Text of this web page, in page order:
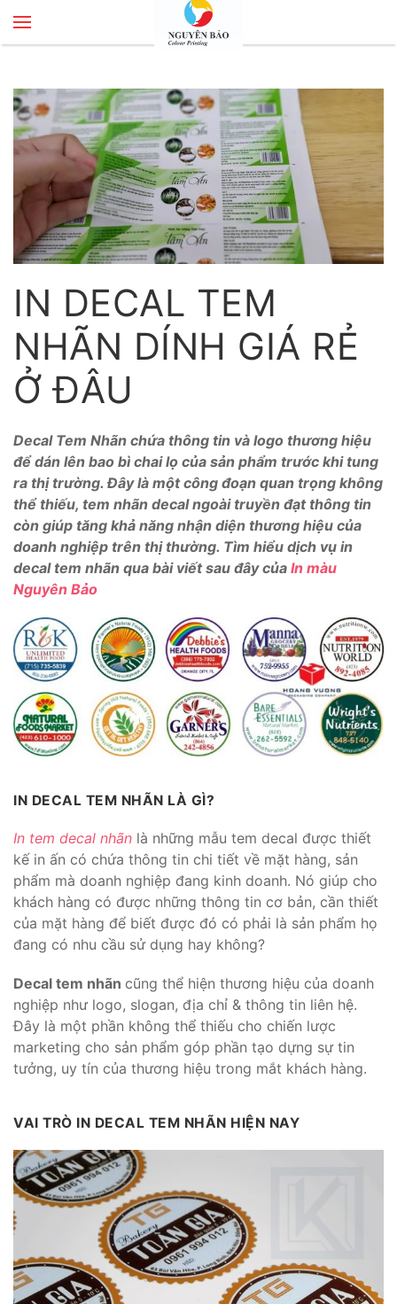
Skip to main content
IN DECAL TEM
NHÃN DÍNH GIÁ RẺ
Ở ĐÂU
Decal Tem Nhãn chứa thông tin và logo thương hiệu
để dán lên bao bì chai lọ của sản phẩm trước khi tung
ra thị trường. Đây là một công đoạn quan trọng không
thể thiếu, tem nhãn decal ngoài truyền đạt thông tin
còn giúp tăng khả năng nhận diện thương hiệu của
doanh nghiệp trên thị thường. Tìm hiểu dịch vụ in
decal tem nhãn qua bài viết sau đây của In màu
Nguyên Bảo
IN DECAL TEM NHÃN LÀ GÌ?
In tem decal nhãn là những mẫu tem decal được thiết
kế in ấn có chứa thông tin chi tiết về mặt hàng, sản
phẩm mà doanh nghiệp đang kinh doanh. Nó giúp cho
khách hàng có được những thông tin cơ bản, cần thiết
của mặt hàng để biết được đó có phải là sản phẩm họ
đang có nhu cầu sử dụng hay không?
Decal tem nhãn cũng thể hiện thương hiệu của doanh
nghiệp như logo, slogan, địa chỉ & thông tin liên hệ.
Đây là một phần không thể thiếu cho chiến lược
marketing cho sản phẩm góp phần tạo dựng sự tin
tưởng, uy tín của thương hiệu trong mắt khách hàng.
VAI TRÒ IN DECAL TEM NHÃN HIỆN NAY